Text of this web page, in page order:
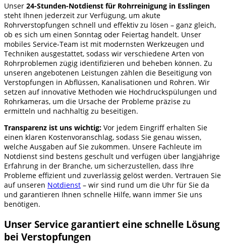
Unser 24-Stunden-Notdienst für Rohrreinigung in Esslingen
steht Ihnen jederzeit zur Verfügung, um akute
Rohrverstopfungen schnell und effektiv zu lösen – ganz gleich,
ob es sich um einen Sonntag oder Feiertag handelt. Unser
mobiles Service-Team ist mit modernsten Werkzeugen und
Techniken ausgestattet, sodass wir verschiedene Arten von
Rohrproblemen zügig identifizieren und beheben können. Zu
unseren angebotenen Leistungen zählen die Beseitigung von
Verstopfungen in Abflüssen, Kanalisationen und Rohren. Wir
setzen auf innovative Methoden wie Hochdruckspülungen und
Rohrkameras, um die Ursache der Probleme präzise zu
ermitteln und nachhaltig zu beseitigen.
Transparenz ist uns wichtig: Vor jedem Eingriff erhalten Sie
einen klaren Kostenvoranschlag, sodass Sie genau wissen,
welche Ausgaben auf Sie zukommen. Unsere Fachleute im
Notdienst sind bestens geschult und verfügen über langjährige
Erfahrung in der Branche, um sicherzustellen, dass Ihre
Probleme effizient und zuverlässig gelöst werden. Vertrauen Sie
auf unseren Notdienst – wir sind rund um die Uhr für Sie da
und garantieren Ihnen schnelle Hilfe, wann immer Sie uns
benötigen.
Unser Service garantiert eine schnelle Lösung
bei Verstopfungen